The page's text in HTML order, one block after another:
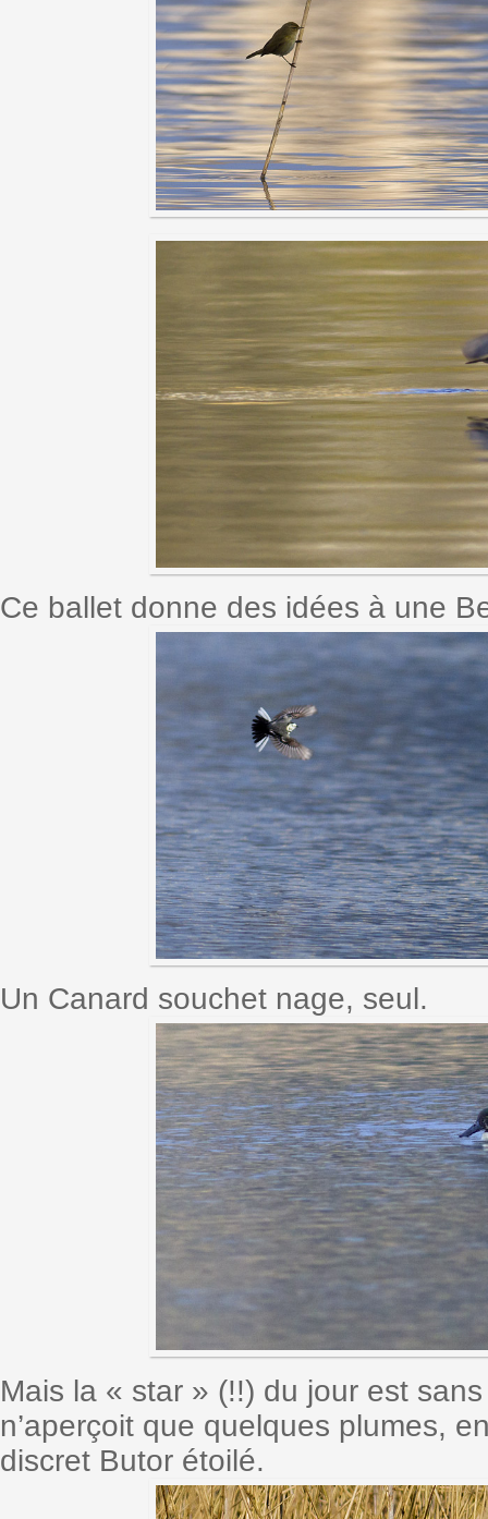
Ce ballet donne des idées à une
Un Canard souchet nage, seul.
Mais la « star » (!!) du jour est
n’aperçoit que quelques plumes,
discret Butor étoilé.